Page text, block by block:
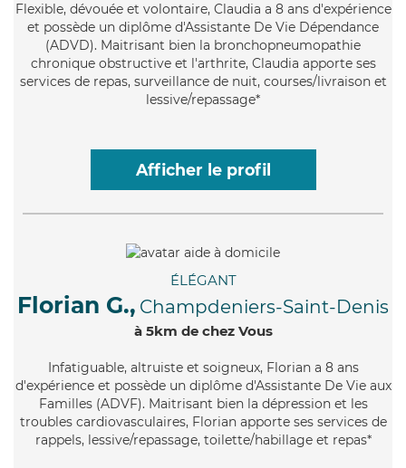
Flexible, dévouée et volontaire, Claudia a 8 ans d'expérience
et possède un diplôme d'Assistante De Vie Dépendance
(ADVD). Maitrisant bien la bronchopneumopathie
chronique obstructive et l'arthrite, Claudia apporte ses
services de repas, surveillance de nuit, courses/livraison et
lessive/repassage*
Afficher le profil
ÉLÉGANT
Florian G., Champdeniers-Saint-Denis
à 5km de chez Vous
Infatiguable, altruiste et soigneux, Florian a 8 ans
d'expérience et possède un diplôme d'Assistante De Vie aux
Familles (ADVF). Maitrisant bien la dépression et les
troubles cardiovasculaires, Florian apporte ses services de
rappels, lessive/repassage, toilette/habillage et repas*